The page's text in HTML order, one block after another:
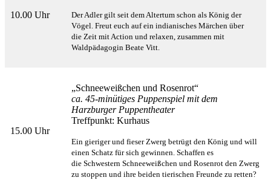
10.00 Uhr
Der Adler gilt seit dem Altertum schon als König der
Vögel. Freut euch auf ein indianisches Märchen über
die Zeit mit Action und relaxen, zusammen mit
Waldpädagogin Beate Vitt.
15.00 Uhr
„Schneeweißchen und Rosenrot“
ca. 45-minütiges Puppenspiel mit dem
Harzburger Puppentheater
Treffpunkt: Kurhaus
Ein gieriger und fieser Zwerg betrügt den König und will
einen Schatz für sich gewinnen. Schaffen es
die Schwestern Schneeweißchen und Rosenrot den Zwerg
zu stoppen und ihre beiden tierischen Freunde zu retten?